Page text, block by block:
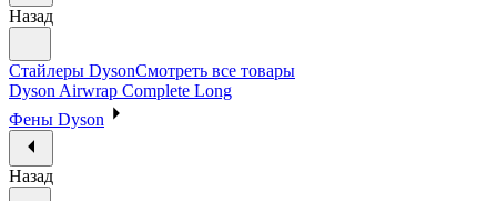
Назад
Стайлеры DysonСмотреть все товары
Dyson Airwrap Complete Long
Фены Dyson
Назад